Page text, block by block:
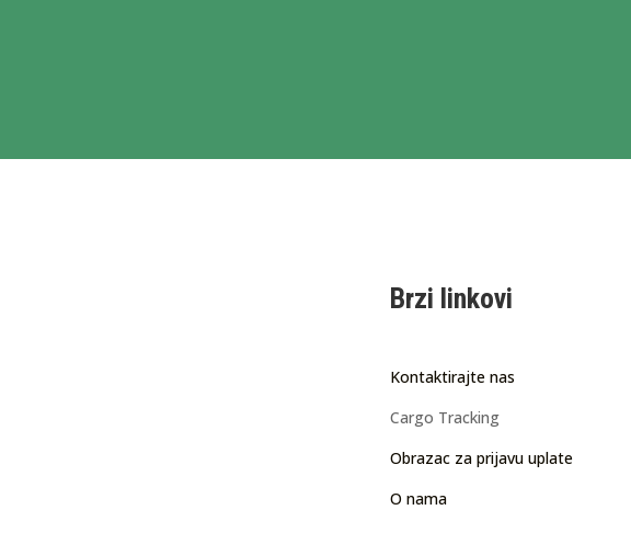
Brzi linkovi
Kontaktirajte nas
Cargo Tracking
Obrazac za prijavu uplate
O nama